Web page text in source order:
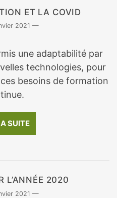
ET LA COVID
2021
une adaptabilité par
technologies, pour
besoins de formation
SUITE
L’ANNÉE 2020
2021